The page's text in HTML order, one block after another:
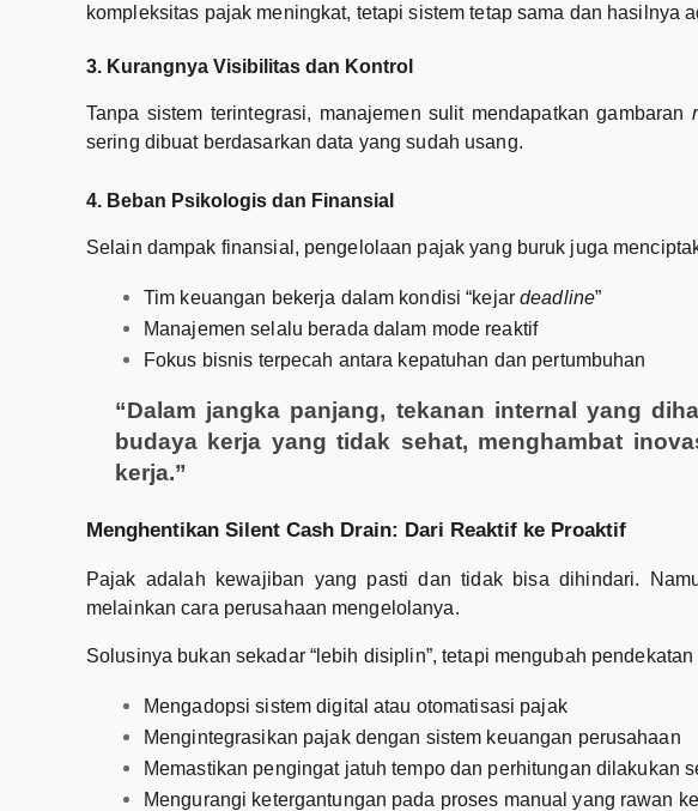
kompleksitas pajak meningkat, tetapi sistem tetap sama dan hasilnya
3. Kurangnya Visibilitas dan Kontrol
Tanpa sistem terintegrasi, manajemen sulit mendapatkan gambaran
sering dibuat berdasarkan data yang sudah usang.
4. Beban Psikologis dan Finansial
Selain dampak finansial, pengelolaan pajak yang buruk juga
Tim keuangan bekerja dalam kondisi “kejardeadline”
Manajemen selalu berada dalam mode reaktif
Fokus bisnis terpecah antara kepatuhan dan pertumbuhan
“Dalam jangka panjang, tekanan internal yang
budaya kerja yang tidak sehat, menghambat
kerja.”
Menghentikan Silent Cash Drain: Dari Reaktif ke Proaktif
Pajak adalah kewajiban yang pasti dan tidak bisa dihindari.
melainkan cara perusahaan mengelolanya.
Solusinya bukan sekadar “lebih disiplin”, tetapi mengubah
Mengadopsi sistem digital atau otomatisasi pajak
Mengintegrasikan pajak dengan sistem keuangan perusahaan
Memastikan pengingat jatuh tempo dan perhitungan dilakukan
Mengurangi ketergantungan pada proses manual yang rawan